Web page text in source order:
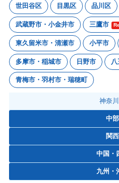
世田谷区 目黒区 品川区
武蔵野市・小金井市 三鷹市
東久留米市・清瀬市 小平市
多摩市・稲城市 日野市
青梅市・羽村市・瑞穂町
神奈
中部
関西
中国・
九州・